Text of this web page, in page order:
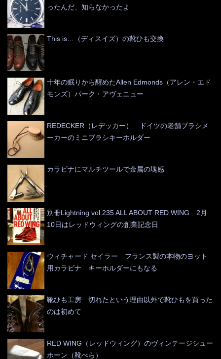
ったんだ、知らなかったよ
This is…（ディスイズ）の靴ひも交換
十年の眠りから醒めたAllen Edmonds（アレン・エド
モンズ）パーク・アヴェニュー
REDECKER（レデッカー） ドイツの老舗ブラシメ
ーカーのミニブラシキーホルダー
カラビナにマルチツールで金属の塊感
別冊Lightning vol.235 ALL ABOUT RED WING 2月
10日はレッドウィングの創業記念日
ウィチャード セイラー フランス製の本物のヨット
用カラビナ キーホルダーにもなる
靴ひも工房 切れたという理由以外で靴ひもを買った
のは初めて
RED WING（レッドウィング）のヴィンテージシュー
ホーン（靴べら）